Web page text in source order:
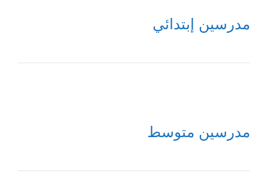
مدرسين إبتدائي
مدرسين متوسط